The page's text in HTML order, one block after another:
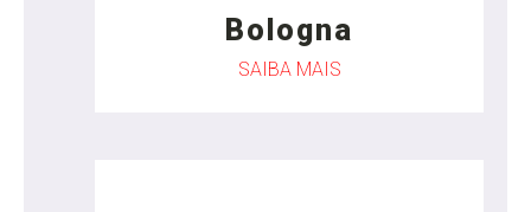
Bologna
SAIBA MAIS